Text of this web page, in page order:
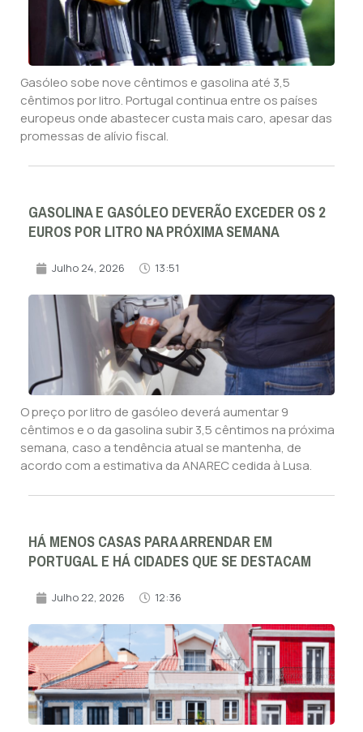
Gasóleo sobe nove cêntimos e gasolina até 3,5
cêntimos por litro. Portugal continua entre os países
europeus onde abastecer custa mais caro, apesar das
promessas de alívio fiscal.
GASOLINA E GASÓLEO DEVERÃO EXCEDER OS 2
EUROS POR LITRO NA PRÓXIMA SEMANA
Julho 24, 2026 13:51
O preço por litro de gasóleo deverá aumentar 9
cêntimos e o da gasolina subir 3,5 cêntimos na próxima
semana, caso a tendência atual se mantenha, de
acordo com a estimativa da ANAREC cedida à Lusa.
HÁ MENOS CASAS PARA ARRENDAR EM
PORTUGAL E HÁ CIDADES QUE SE DESTACAM
Julho 22, 2026 12:36